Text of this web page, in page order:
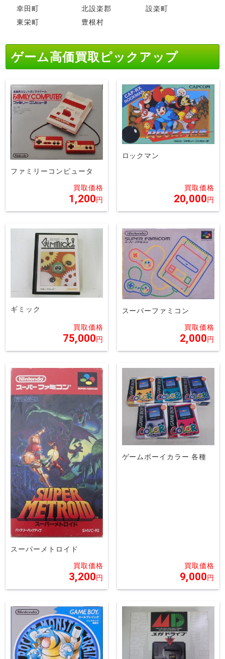
幸田町
北設楽郡
設楽町
東栄町
豊根村
ゲーム高価買取ピックアップ
ファミリーコンピュータ
1,200
ロックマン
20,000
ギミック
75,000
スーパーファミコン
2,000
スーパーメトロイド
3,200
ゲームボーイカラー 各種
9,000